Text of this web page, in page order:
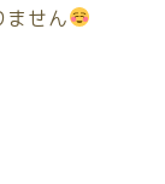
ません